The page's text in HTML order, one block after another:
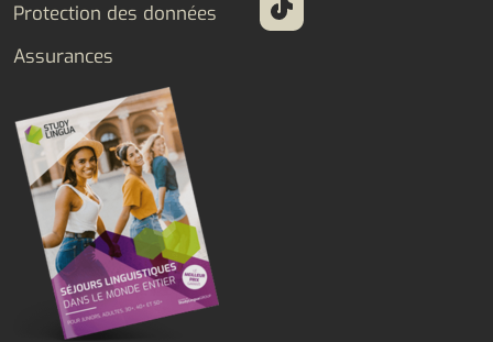
Protection des données
Assurances